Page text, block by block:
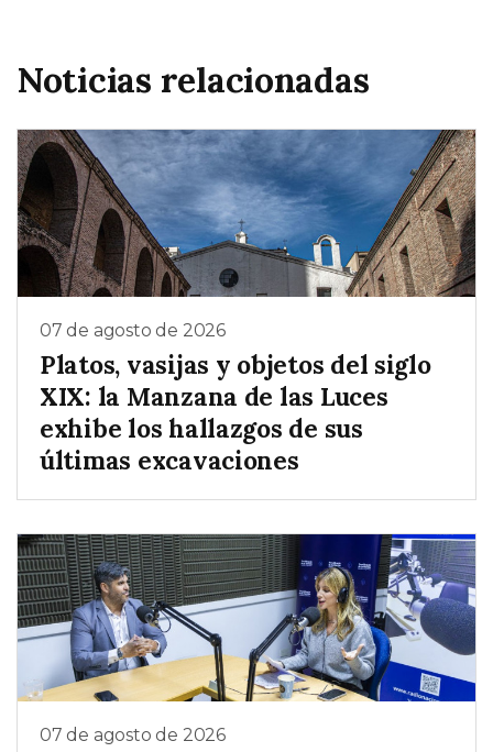
Noticias relacionadas
07 de agosto de 2026
Platos, vasijas y objetos del siglo
XIX: la Manzana de las Luces
exhibe los hallazgos de sus
últimas excavaciones
07 de agosto de 2026